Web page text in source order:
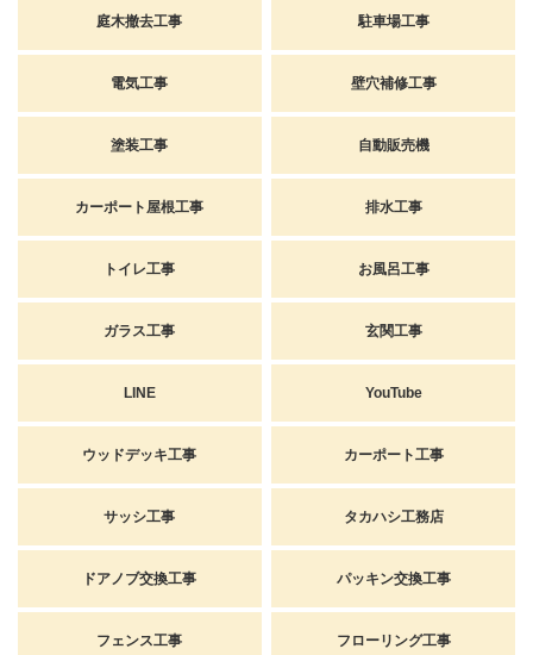
庭木撤去工事 駐車場工事
電気工事 壁穴補修工事
塗装工事 自動販売機
カーポート屋根工事 排水工事
トイレ工事 お風呂工事
ガラス工事 玄関工事
LINE YouTube
ウッドデッキ工事 カーポート工事
サッシ工事 タカハシ工務店
ドアノブ交換工事 パッキン交換工事
フェンス工事 フローリング工事